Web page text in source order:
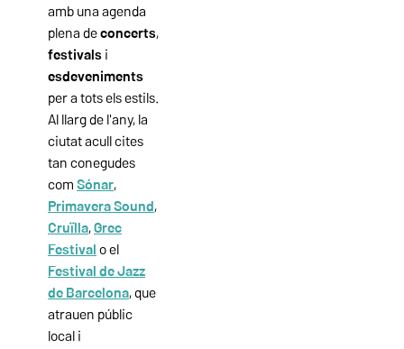
amb una agenda
plena deconcerts,
festivals i
esdeveniments
per a tots els estils.
Al llarg de l'any, la
ciutat acull cites
tan conegudes
com Sónar,
PrimaveraSound,
Cruïlla,Grec
Festival o el
Festival de Jazz
de Barcelona, que
atrauen públic
local i